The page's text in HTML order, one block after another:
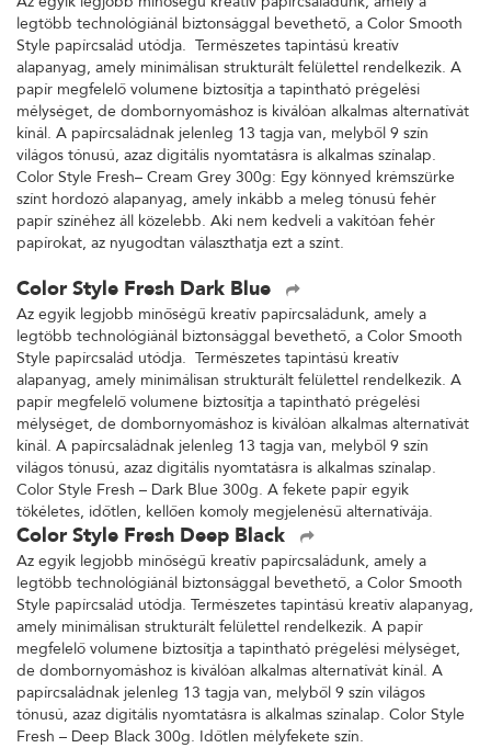
legtöbb technológiánál biztonsággal bevethető, a Color Smooth
Style papírcsalád utódja. Természetes tapintású kreatív
alapanyag, amely minimálisan strukturált felülettel rendelkezik. A
papír megfelelő volumene biztosítja a tapintható prégelési
mélységet, de dombornyomáshoz is kiválóan alkalmas alternatívát
kínál. A papírcsaládnak jelenleg 13 tagja van, melyből 9 szín
világos tónusú, azaz digitális nyomtatásra is alkalmas színalap.
Color Style Fresh– Cream Grey 300g: Egy könnyed krémszürke
színt hordozó alapanyag, amely inkább a meleg tónusú fehér
papír színéhez áll közelebb. Aki nem kedveli a vakítóan fehér
papírokat, az nyugodtan választhatja ezt a színt.
Color Style Fresh Dark Blue
Az egyik legjobb minőségű kreatív papírcsaládunk, amely a
legtöbb technológiánál biztonsággal bevethető, a Color Smooth
Style papírcsalád utódja. Természetes tapintású kreatív
alapanyag, amely minimálisan strukturált felülettel rendelkezik. A
papír megfelelő volumene biztosítja a tapintható prégelési
mélységet, de dombornyomáshoz is kiválóan alkalmas alternatívát
kínál. A papírcsaládnak jelenleg 13 tagja van, melyből 9 szín
világos tónusú, azaz digitális nyomtatásra is alkalmas színalap.
Color Style Fresh – Dark Blue 300g. A fekete papír egyik
tökéletes, időtlen, kellően komoly megjelenésű alternatívája.
Color Style Fresh Deep Black
Az egyik legjobb minőségű kreatív papírcsaládunk, amely a
legtöbb technológiánál biztonsággal bevethető, a Color Smooth
Style papírcsalád utódja. Természetes tapintású kreatív alapanyag,
amely minimálisan strukturált felülettel rendelkezik. A papír
megfelelő volumene biztosítja a tapintható prégelési mélységet,
de dombornyomáshoz is kiválóan alkalmas alternatívát kínál. A
papírcsaládnak jelenleg 13 tagja van, melyből 9 szín világos
tónusú, azaz digitális nyomtatásra is alkalmas színalap. Color Style
Fresh – Deep Black 300g. Időtlen mélyfekete szín.